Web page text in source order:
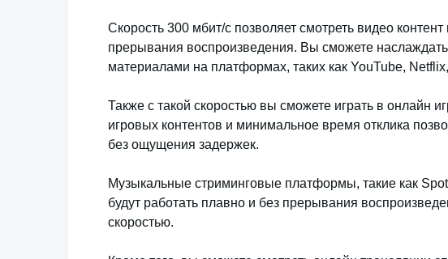
Скорость 300 мбит/с позволяет смотреть видео
прерывания воспроизведения. Вы сможете
материалами на платформах, таких как YouTube,
Также с такой скоростью вы сможете играть в онлайн
игровых контентов и минимальное время отклика
без ощущения задержек.
Музыкальные стриминговые платформы, такие как
будут работать плавно и без прерывания
скоростью.